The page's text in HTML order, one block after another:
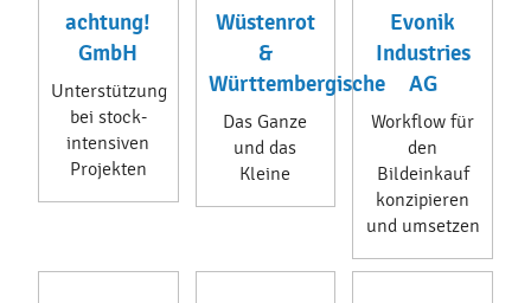
achtung!
GmbH
Unterstützung
bei stock-
intensiven
Projekten
Wüstenrot
&
Württembergische
Das Ganze
und das
Kleine
Evonik
Industries
AG
Workflow für
den
Bildeinkauf
konzipieren
und umsetzen